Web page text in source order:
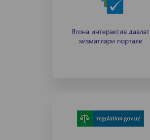
Ягона интерактив давлат
хизматлари портали